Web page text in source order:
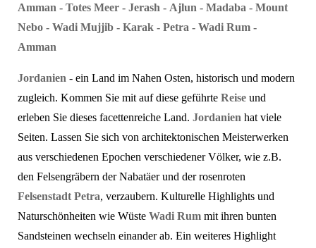
Amman - Totes Meer - Jerash - Ajlun - Madaba - Mount
Nebo - Wadi Mujjib - Karak - Petra - Wadi Rum -
Amman
Jordanien - ein Land im Nahen Osten, historisch und modern
zugleich. Kommen Sie mit auf diese geführteReise und
erleben Sie dieses facettenreiche Land.Jordanien hat viele
Seiten. Lassen Sie sich von architektonischen Meisterwerken
aus verschiedenen Epochen verschiedener Völker, wie z.B.
den Felsengräbern der Nabatäer und der rosenroten
Felsenstadt Petra, verzaubern. Kulturelle Highlights und
Naturschönheiten wie WüsteWadi Rum mit ihren bunten
Sandsteinen wechseln einander ab. Ein weiteres Highlight